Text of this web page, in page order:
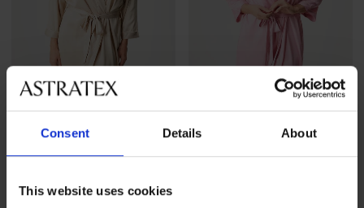
Consent Details About
This website uses cookies
-30%
Kedvezmény
12 730 FtEredeti ár
18 190 Ft
-30%